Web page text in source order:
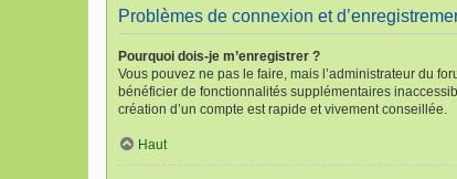
Problèmes de connexion et
Pourquoi dois-je m’enregistrer ?
Vous pouvez ne pas le faire, mais l’administrateur du
bénéficier de fonctionnalités supplémentaires
création d’un compte est rapide et vivement conseillée.
Haut